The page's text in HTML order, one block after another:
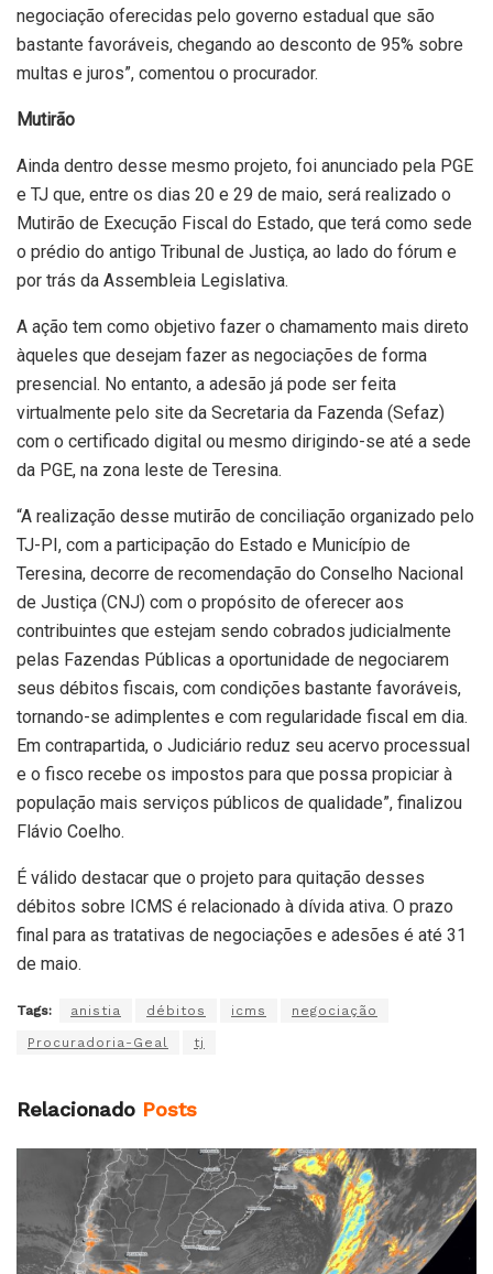
negociação oferecidas pelo governo estadual que são
bastante favoráveis, chegando ao desconto de 95% sobre
multas e juros”, comentou o procurador.
Mutirão
Ainda dentro desse mesmo projeto, foi anunciado pela PGE
e TJ que, entre os dias 20 e 29 de maio, será realizado o
Mutirão de Execução Fiscal do Estado, que terá como sede
o prédio do antigo Tribunal de Justiça, ao lado do fórum e
por trás da Assembleia Legislativa.
A ação tem como objetivo fazer o chamamento mais direto
àqueles que desejam fazer as negociações de forma
presencial. No entanto, a adesão já pode ser feita
virtualmente pelo site da Secretaria da Fazenda (Sefaz)
com o certificado digital ou mesmo dirigindo-se até a sede
da PGE, na zona leste de Teresina.
“A realização desse mutirão de conciliação organizado pelo
TJ-PI, com a participação do Estado e Município de
Teresina, decorre de recomendação do Conselho Nacional
de Justiça (CNJ) com o propósito de oferecer aos
contribuintes que estejam sendo cobrados judicialmente
pelas Fazendas Públicas a oportunidade de negociarem
seus débitos fiscais, com condições bastante favoráveis,
tornando-se adimplentes e com regularidade fiscal em dia.
Em contrapartida, o Judiciário reduz seu acervo processual
e o fisco recebe os impostos para que possa propiciar à
população mais serviços públicos de qualidade”, finalizou
Flávio Coelho.
É válido destacar que o projeto para quitação desses
débitos sobre ICMS é relacionado à dívida ativa. O prazo
final para as tratativas de negociações e adesões é até 31
de maio.
Tags: anistia débitos icms negociação
Procuradoria-Geal tj
Relacionado Posts